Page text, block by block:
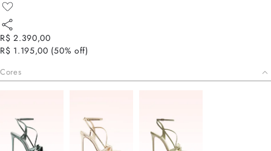
R$ 2.390,00
R$ 1.195,00 (50% off)
Cores